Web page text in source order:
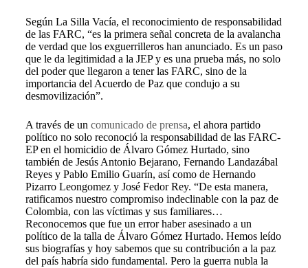
Según La Silla Vacía, el reconocimiento de responsabilidad
de las FARC, “es la primera señal concreta de la avalancha
de verdad que los exguerrilleros han anunciado. Es un paso
que le da legitimidad a la JEP y es una prueba más, no solo
del poder que llegaron a tener las FARC, sino de la
importancia del Acuerdo de Paz que condujo a su
desmovilización”.
A través de un comunicado de prensa, el ahora partido
político no solo reconoció la responsabilidad de las FARC-
EP en el homicidio de Álvaro Gómez Hurtado, sino
también de Jesús Antonio Bejarano, Fernando Landazábal
Reyes y Pablo Emilio Guarín, así como de Hernando
Pizarro Leongomez y José Fedor Rey. “De esta manera,
ratificamos nuestro compromiso indeclinable con la paz de
Colombia, con las víctimas y sus familiares…
Reconocemos que fue un error haber asesinado a un
político de la talla de Álvaro Gómez Hurtado. Hemos leído
sus biografías y hoy sabemos que su contribución a la paz
del país habría sido fundamental. Pero la guerra nubla la